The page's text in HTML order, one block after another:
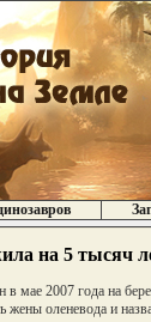
на 5 тысяч
мае 2007 года на
оленевода и